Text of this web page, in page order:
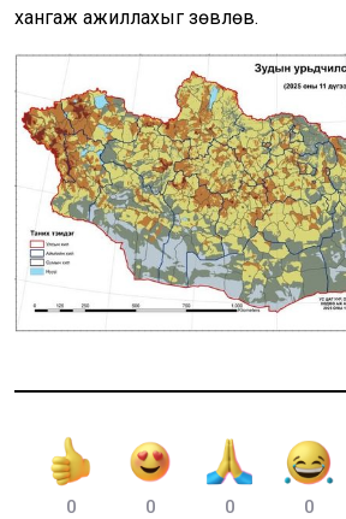
хангаж ажиллахыг зөвлөв.
0 0 0 0